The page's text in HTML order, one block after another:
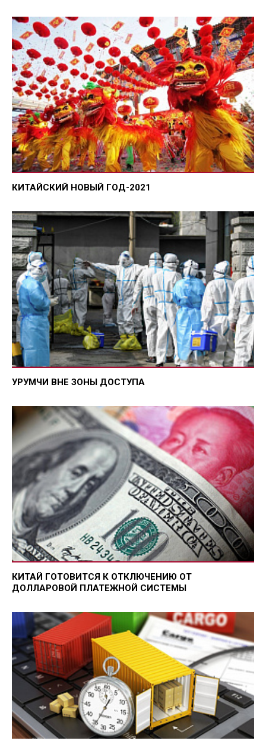
КИТАЙСКИЙ НОВЫЙ ГОД-2021
УРУМЧИ ВНЕ ЗОНЫ ДОСТУПА
КИТАЙ ГОТОВИТСЯ К ОТКЛЮЧЕНИЮ ОТ
ДОЛЛАРОВОЙ ПЛАТЕЖНОЙ СИСТЕМЫ